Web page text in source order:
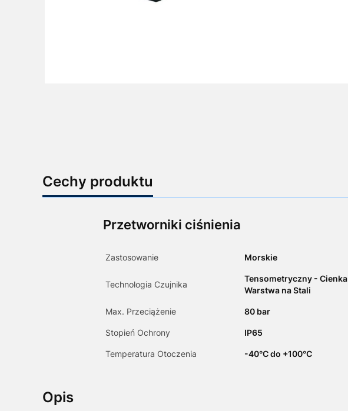
Cechy produktu
Przetworniki ciśnienia
Zastosowanie Morskie
Technologia Czujnika
Tensometryczny - Cienka
Warstwa na Stali
Max. Przeciążenie 80 bar
Stopień Ochrony IP65
Temperatura Otoczenia -40°C do +100°C
Opis